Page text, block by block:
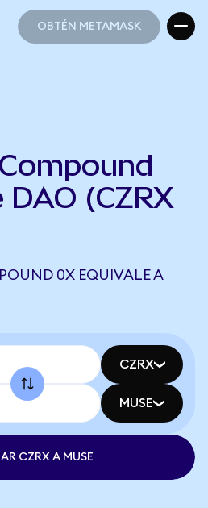
OBTÉN METAMASK
(CZRX
0X EQUIVALE A
CZRX
MUSE
CZRX A MUSE